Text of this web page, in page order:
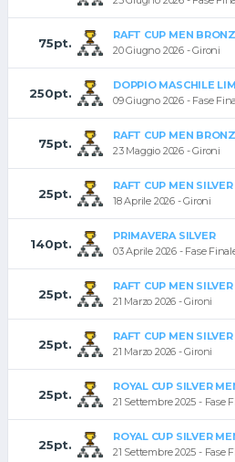
75pt.
RAFT CUP MEN
20 Giugno 2026 - Gironi
250pt.
DOPPIO MASCHILE
09 Giugno 2026 - Fase
75pt.
RAFT CUP MEN
23 Maggio 2026 - Gironi
25pt.
RAFT CUP MEN
18 Aprile 2026 - Gironi
140pt.
PRIMAVERA SILVER
03 Aprile 2026 - Fase
25pt.
RAFT CUP MEN
21 Marzo 2026 - Gironi
25pt.
RAFT CUP MEN
21 Marzo 2026 - Gironi
25pt.
ROYAL CUP SILVER
21 Settembre 2025 - Fase
25pt.
ROYAL CUP SILVER
21 Settembre 2025 - Fase